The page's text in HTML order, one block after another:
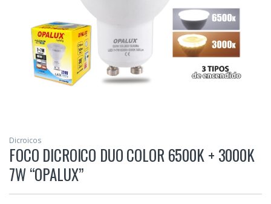
Dicroicos
FOCO DICROICO DUO COLOR 6500K + 3000K
7W “OPALUX”